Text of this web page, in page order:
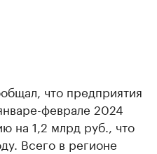
что предприятия
феврале 2024
на 1,2 млрд руб., что
Всего в регионе